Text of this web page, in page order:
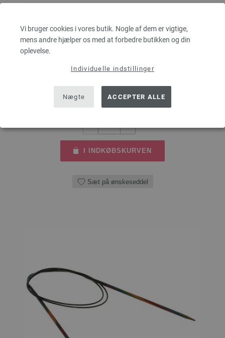
Vi bruger cookies i vores butik. Nogle af dem er vigtige,
mens andre hjælper os med at forbedre butikken og din
oplevelse.
Individuelle indstillinger
Nægte ACCEPTER ALLE
LANA GROSSA Rundpind Design Træ Multicolor Str. 3,0/40cm
7,14 €
eks. moms, med tillæg afforsendelsesomkostninger
MÆNGDE
I INDKØBSKURVEN
Sæt på ønskeseddel